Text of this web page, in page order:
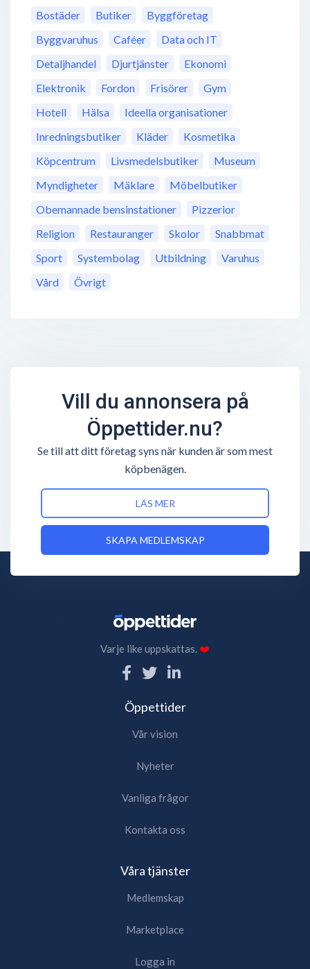
Bostäder
Butiker
Byggföretag
Byggvaruhus
Caféer
Data och IT
Detaljhandel
Djurtjänster
Ekonomi
Elektronik
Fordon Frisörer
Gym
Hotell
Hälsa
Ideella organisationer
Inredningsbutiker
Kläder
Kosmetika
Köpcentrum
Livsmedelsbutiker
Museum
Myndigheter
Mäklare
Möbelbutiker
Obemannade bensinstationer
Pizzerior
Religion
Restauranger Skolor
Snabbmat
Sport
Systembolag Utbildning
Varuhus
Vård
Övrigt
Vill du annonsera på
Öppettider.nu?
Se till att ditt företag syns när kunden är som mest
köpbenägen.
LÄS MER
SKAPA MEDLEMSKAP
Varje like uppskattas.❤️
Öppettider
Vår vision
Nyheter
Vanliga frågor
Kontakta oss
Våra tjänster
Medlemskap
Marketplace
Logga in